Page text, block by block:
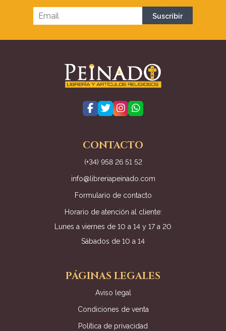
CONTACTO
(+34) 958 26 51 52
info@libreriapeinado.com
Formulario de contacto
Horario de atención al cliente:
Lunes a viernes de 10 a 14 y 17 a 20
Sábados de 10 a 14
PÁGINAS LEGALES
Aviso legal
Condiciones de venta
Política de privacidad